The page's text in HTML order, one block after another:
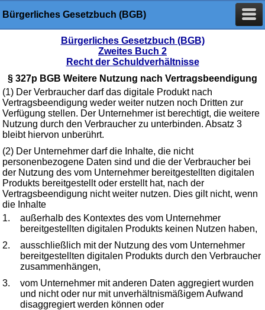
Bürgerliches Gesetzbuch (BGB)
Bürgerliches Gesetzbuch (BGB)
Zweites Buch 2
Recht der Schuldverhältnisse
§ 327p BGB Weitere Nutzung nach Vertragsbeendigung
(1) Der Verbraucher darf das digitale Produkt nach
Vertragsbeendigung weder weiter nutzen noch Dritten zur
Verfügung stellen. Der Unternehmer ist berechtigt, die weitere
Nutzung durch den Verbraucher zu unterbinden. Absatz 3
bleibt hiervon unberührt.
(2) Der Unternehmer darf die Inhalte, die nicht
personenbezogene Daten sind und die der Verbraucher bei
der Nutzung des vom Unternehmer bereitgestellten digitalen
Produkts bereitgestellt oder erstellt hat, nach der
Vertragsbeendigung nicht weiter nutzen. Dies gilt nicht, wenn
die Inhalte
1.
außerhalb des Kontextes des vom Unternehmer
bereitgestellten digitalen Produkts keinen Nutzen haben,
2.
ausschließlich mit der Nutzung des vom Unternehmer
bereitgestellten digitalen Produkts durch den Verbraucher
zusammenhängen,
3.
vom Unternehmer mit anderen Daten aggregiert wurden
und nicht oder nur mit unverhältnismäßigem Aufwand
disaggregiert werden können oder